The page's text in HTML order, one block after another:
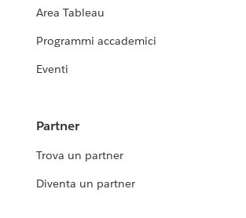
Area Tableau
Programmi accademici
Eventi
Partner
Trova un partner
Diventa un partner